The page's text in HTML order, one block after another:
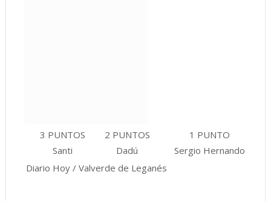
3 PUNTOS 2 PUNTOS
1 PUNTO
Santi
Dadú
Sergio Hernando
Diario Hoy / Valverde de Leganés